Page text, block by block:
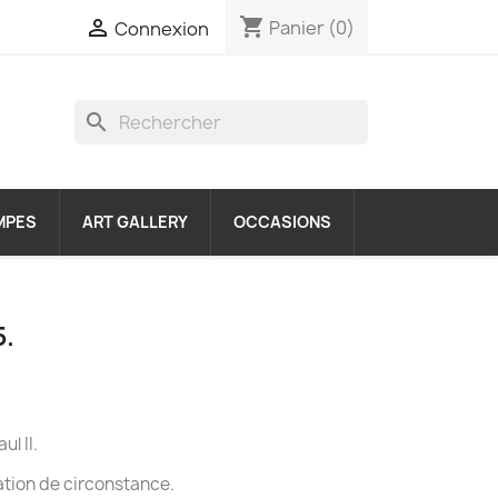
 Connexion shopping_cart Panier (0)
search
ART GALLERY OCCASIONS
II.
de circonstance.